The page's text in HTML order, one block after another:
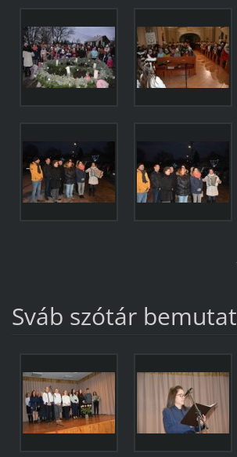
Sváb szótár